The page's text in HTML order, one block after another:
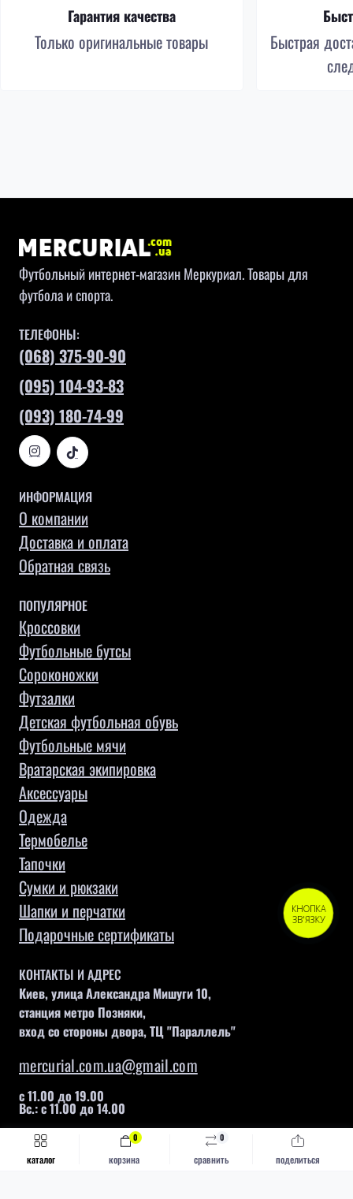
каталог сравнить
0
поделиться
корзина
0
Быстрый заказ
Гарантия качества
Только оригинальные товары
Быстрая
Футбольный интернет-магазин Меркуриал. Товары для
футбола и спорта.
ТЕЛЕФОНЫ:
(068) 375-90-90
(095) 104-93-83
(093) 180-74-99
ИНФОРМАЦИЯ
О компании
Доставка и оплата
Обратная связь
ПОПУЛЯРНОЕ
Кроссовки
Футбольные бутсы
Сороконожки
Футзалки
Детская футбольная обувь
Футбольные мячи
Вратарская экипировка
Аксессуары
Одежда
Термобелье
Тапочки
Сумки и рюкзаки
Шапки и перчатки
Подарочные сертификаты
КОНТАКТЫ И АДРЕС
Киев, улица Александра Мишуги 10,
станция метро Позняки,
вход со стороны двора, ТЦ "Параллель"
mercurial.com.ua@gmail.com
с 11.00 до 19.00
Вс.: с 11.00 до 14.00
КНОПКА
ЗВ'ЯЗКУ